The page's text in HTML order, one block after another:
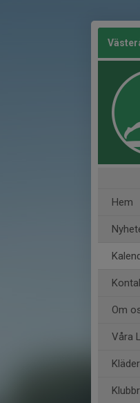
Hem
Om
Våra
Kläder